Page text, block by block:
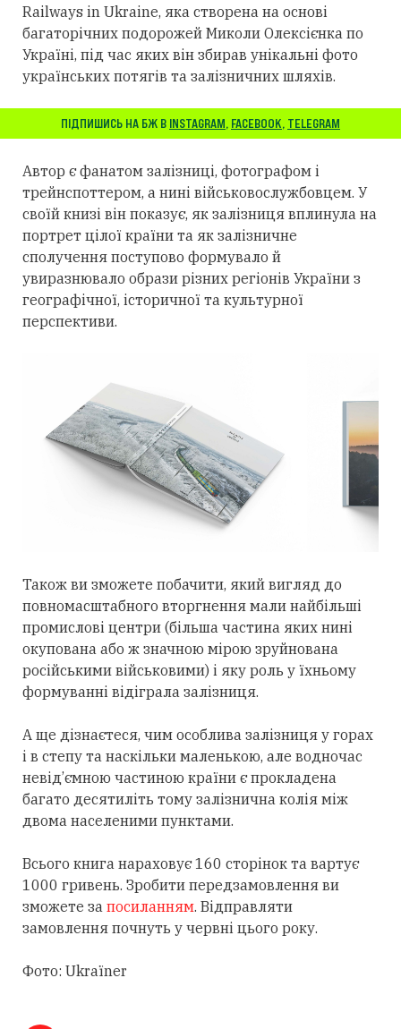
Railways in Ukraine, яка створена на основі
багаторічних подорожей Миколи Олексієнка по
Україні, під час яких він збирав унікальні фото
українських потягів та залізничних шляхів.
ПІДПИШИСЬ НА БЖ В INSTAGRAM, FACEBOOK, TELEGRAM
Автор є фанатом залізниці, фотографом і
трейнспоттером, а нині військовослужбовцем. У
своїй книзі він показує, як залізниця вплинула на
портрет цілої країни та як залізничне
сполучення поступово формувало й
увиразнювало образи різних регіонів України з
географічної, історичної та культурної
перспективи.
Також ви зможете побачити, який вигляд до
повномасштабного вторгнення мали найбільші
промислові центри (більша частина яких нині
окупована або ж значною мірою зруйнована
російськими військовими) і яку роль у їхньому
формуванні відіграла залізниця.
А ще дізнаєтеся, чим особлива залізниця у горах
і в степу та наскільки маленькою, але водночас
невід’ємною частиною країни є прокладена
багато десятиліть тому залізнична колія між
двома населеними пунктами.
Всього книга нараховує 160 сторінок та вартує
1000 гривень. Зробити передзамовлення ви
зможете за посиланням. Відправляти
замовлення почнуть у червні цього року.
Фото: Ukraїner